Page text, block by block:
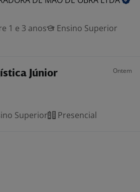
1 e 3 anos
Ensino Superior
Júnior Ontem
Superior Presencial